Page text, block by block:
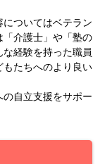
ついてはベテラン
介護士」や「塾の
経験を持った職員
たちへのより良い
自立支援をサポー